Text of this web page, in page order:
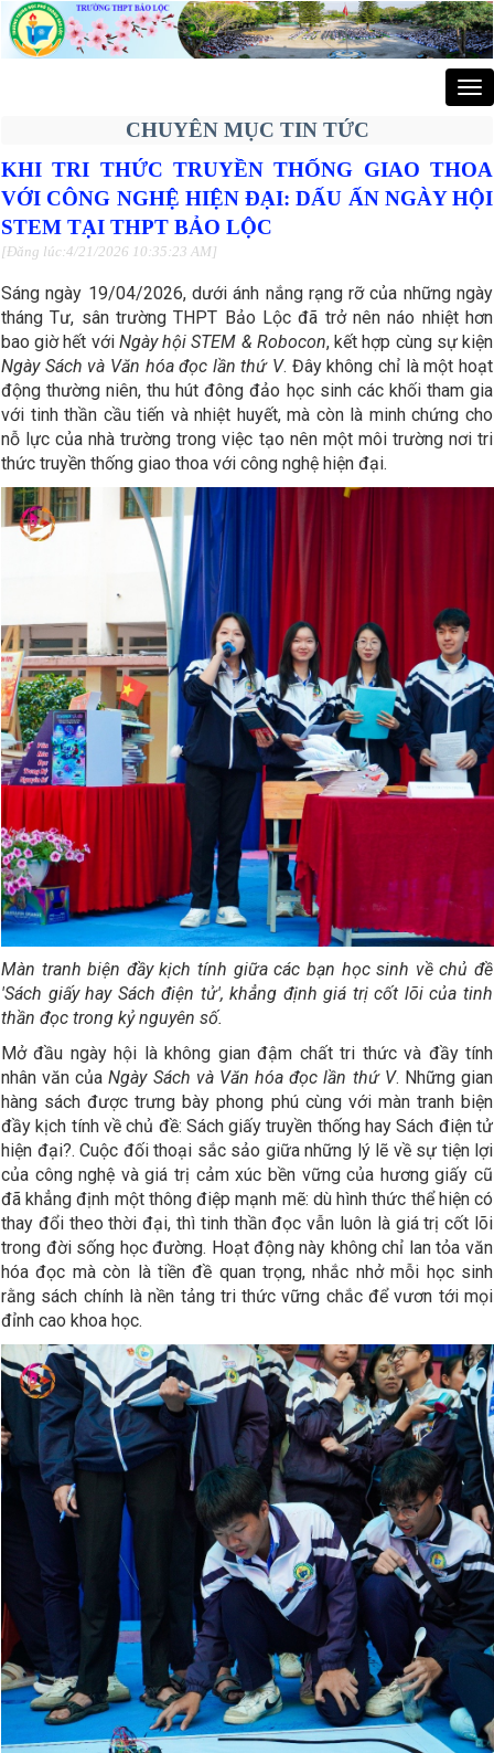
CHUYÊN MỤC TIN TỨC
KHI TRI THỨC TRUYỀN THỐNG GIAO THOA
VỚI CÔNG NGHỆ HIỆN ĐẠI: DẤU ẤN NGÀY HỘI
STEM TẠI THPT BẢO LỘC
[Đăng lúc:4/21/2026 10:35:23 AM]
Sáng ngày 19/04/2026, dưới ánh nắng rạng rỡ của những ngày
tháng Tư, sân trường THPT Bảo Lộc đã trở nên náo nhiệt hơn
bao giờ hết với Ngày hội STEM & Robocon, kết hợp cùng sự kiện
Ngày Sách và Văn hóa đọc lần thứ V. Đây không chỉ là một hoạt
động thường niên, thu hút đông đảo học sinh các khối tham gia
với tinh thần cầu tiến và nhiệt huyết, mà còn là minh chứng cho
nỗ lực của nhà trường trong việc tạo nên một môi trường nơi tri
thức truyền thống giao thoa với công nghệ hiện đại.
Màn tranh biện đầy kịch tính giữa các bạn học sinh về chủ đề
'Sách giấy hay Sách điện tử', khẳng định giá trị cốt lõi của tinh
thần đọc trong kỷ nguyên số.
Mở đầu ngày hội là không gian đậm chất tri thức và đầy tính
nhân văn củaNgày Sách và Văn hóa đọc lần thứ V. Những gian
hàng sách được trưng bày phong phú cùng với màn tranh biện
đầy kịch tính về chủ đề: Sách giấy truyền thống hay Sách điện tử
hiện đại?. Cuộc đối thoại sắc sảo giữa những lý lẽ về sự tiện lợi
của công nghệ và giá trị cảm xúc bền vững của hương giấy cũ
đã khẳng định một thông điệp mạnh mẽ: dù hình thức thể hiện có
thay đổi theo thời đại, thì tinh thần đọc vẫn luôn là giá trị cốt lõi
trong đời sống học đường. Hoạt động này không chỉ lan tỏa văn
hóa đọc mà còn là tiền đề quan trọng, nhắc nhở mỗi học sinh
rằng sách chính là nền tảng tri thức vững chắc để vươn tới mọi
đỉnh cao khoa học.